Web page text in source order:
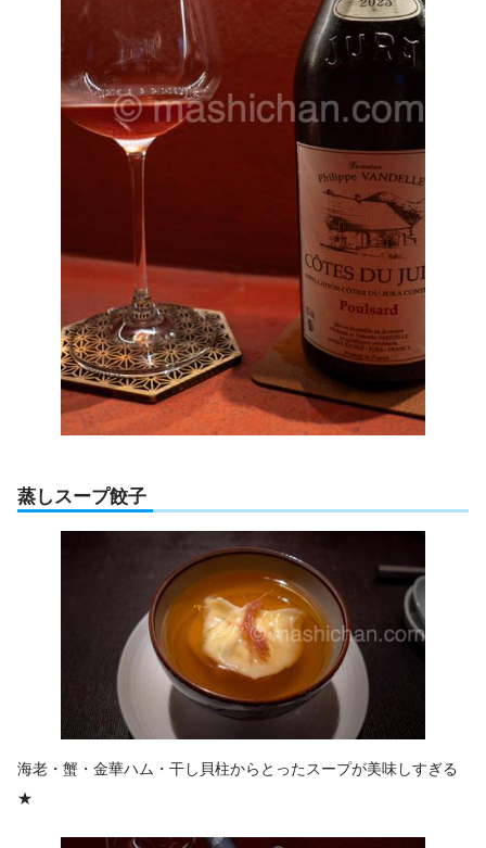
蒸しスープ餃子
海老・蟹・金華ハム・干し貝柱からとったスープが美味しすぎる
★